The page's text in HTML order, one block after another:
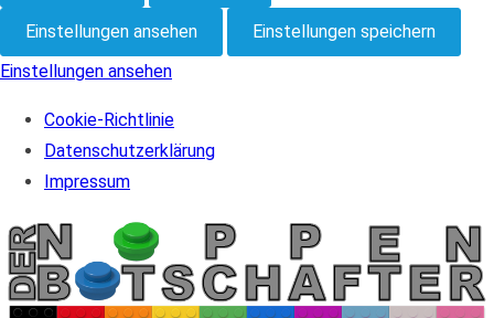
Einstellungen ansehen
Einstellungen speichern
Einstellungen ansehen
Cookie-Richtlinie
Datenschutzerklärung
Impressum
Skip
to
content